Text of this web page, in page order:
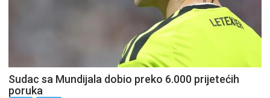
Sudac sa Mundijala dobio preko 6.000 prijetećih
poruka